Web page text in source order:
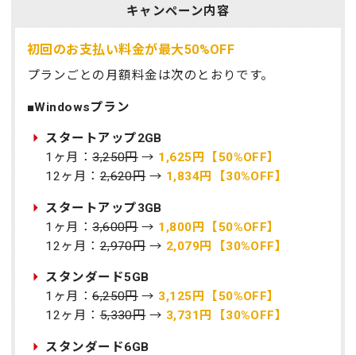
キャンペーン内容
初回のお支払い料金が最大50%OFF
プランごとの月額料金は次のとおりです。
■Windowsプラン
スタートアップ2GB
1ヶ月：3,250円→ 1,625円【50%OFF】
12ヶ月：2,620円→ 1,834円【30%OFF】
スタートアップ3GB
1ヶ月：3,600円→ 1,800円【50%OFF】
12ヶ月：2,970円→ 2,079円【30%OFF】
スタンダード5GB
1ヶ月：6,250円→ 3,125円【50%OFF】
12ヶ月：5,330円→ 3,731円【30%OFF】
スタンダード6GB